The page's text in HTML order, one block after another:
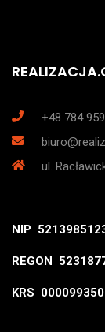
+48 784
ul.
NIP
REGON
KRS